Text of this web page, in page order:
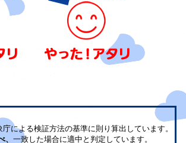
による検証方法の基準に則り算出しています。
一致した場合に適中と判定しています。